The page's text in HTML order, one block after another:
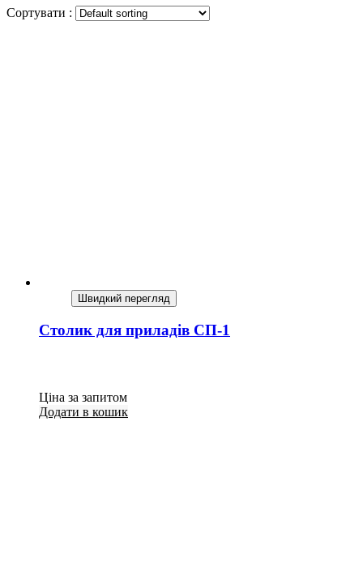
Сортувати :
Швидкий перегляд
Столик для приладів СП-1
Ціна за запитом
Додати в кошик